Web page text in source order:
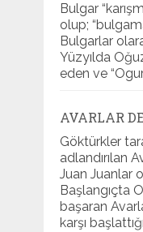
Bulgar
olup;
Bulgarlar
Yüzyılda
eden ve
AVARLAR
Göktürkler
adlandırılan
Juan Juanlar
Başlangıçta
başaran
karşı